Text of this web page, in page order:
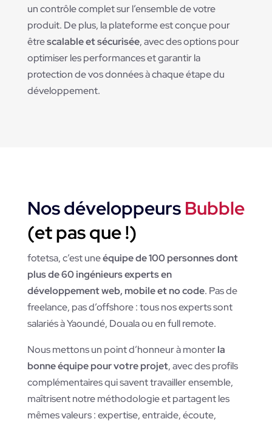
un contrôle complet sur l’ensemble de votre
produit. De plus, la plateforme est conçue pour
êtrescalable et sécurisée, avec des options pour
optimiser les performances et garantir la
protection de vos données à chaque étape du
développement.
Nos développeurs Bubble
(et pas que !)
fotetsa, c’est uneéquipe de 100 personnes dont
plus de 60 ingénieurs experts en
développement web, mobile et no code. Pas de
freelance, pas d’offshore : tous nos experts sont
salariés à Yaoundé, Douala ou en full remote.
Nous mettons un point d’honneur à monterla
bonne équipe pour votre projet, avec des profils
complémentaires qui savent travailler ensemble,
maîtrisent notre méthodologie et partagent les
mêmes valeurs : expertise, entraide, écoute,